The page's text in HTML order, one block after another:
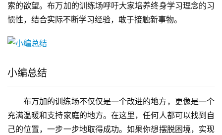
索的欲望。布万加的训练场呼吁大家培养终身学习理念的习
惯性，结合实际不断学习经验，敢于接触新事物。
小编总结
布万加的训练场不仅仅是一个改进的地方，更像是一个
充满温暖和支持家庭的地方。在这里，任何人都可以找到自
己的位置，一步一步地取得成功。如果你想摆脱困境，实现